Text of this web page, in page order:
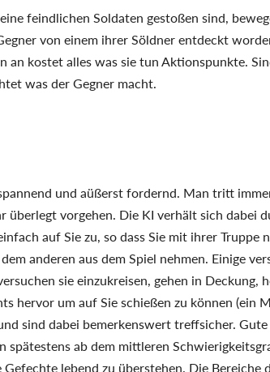
feindlichen Soldaten gestoßen sind,
von einem ihrer Söldner entdeckt
an kostet alles was sie tun Aktionspunkte.
was der Gegner macht.
und aüßerst fordernd. Man tritt
überlegt vorgehen. Die KI verhält sich dabei
auf Sie zu, so dass Sie mit ihrer Truppe
anderen aus dem Spiel nehmen. Einige
sie einzukreisen, gehen in Deckung,
hervor um auf Sie schießen zu können (ein
sind dabei bemerkenswert treffsicher.
spätestens ab dem mittleren
Gefechte lebend zu überstehen. Die